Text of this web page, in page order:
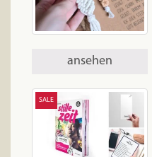
ansehen
SALE